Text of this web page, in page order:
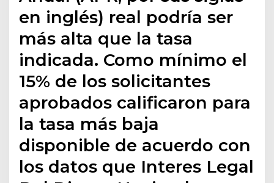
en inglés) real podría ser
más alta que la tasa
indicada. Como mínimo el
15% de los solicitantes
aprobados calificaron para
la tasa más baja
disponible de acuerdo con
los datos que Interes Legal